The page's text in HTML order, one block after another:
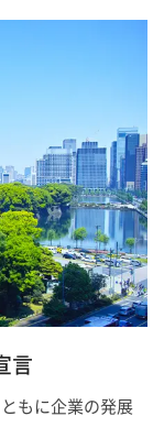
言
もに企業の発展